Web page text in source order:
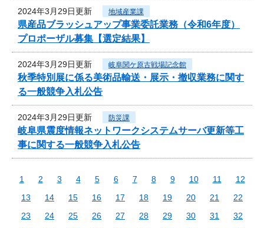
2024年3月29日更新 地域産業課
県産品ブラッシュアップ事業委託業務（令和6年度）
プロポーザル募集【選定結果】
2024年3月29日更新 岐阜関ケ原古戦場記念館
秋季特別展に係る美術品輸送・展示・撤収業務に関す
る一般競争入札公告
2024年3月29日更新 防災課
岐阜県震度情報ネットワークシステムサーバ更新等工
事に関する一般競争入札公告
1 2 3 4 5 6 7 8 9 10 11
12
13
14 15 16 17 18 19 20 21
22
23
24 25 26 27 28 29 30 31
32